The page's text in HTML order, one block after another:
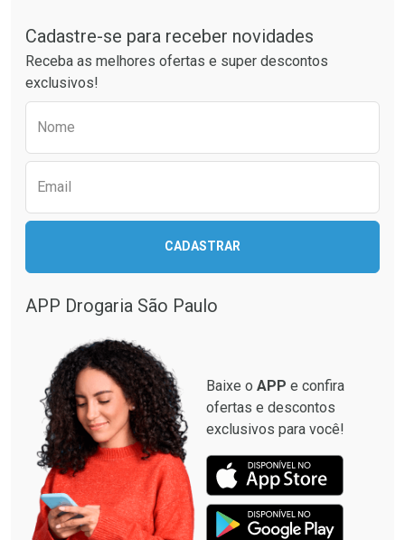
Ativar Desconto
Comprar sem Desconto
Comprar sem Desconto
Por R$ 32,33/cada
Ativar Desconto
Comprar sem Desconto
Comprar sem Desconto
Cadastre-se para receber novidades
Receba as melhores ofertas e super descontos
exclusivos!
Nome
Email
CADASTRAR
APP Drogaria São Paulo
Baixe o APP e confira
ofertas e descontos
exclusivos para você!